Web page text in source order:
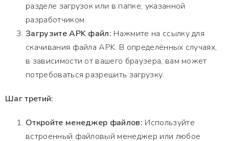
разделе загрузок или в папке, указанной
разработчиком.
Загрузите APK файл: Нажмите на ссылку для
скачивания файла APK. В определённых случаях,
в зависимости от вашего браузера, вам может
потребоваться разрешить загрузку.
Шаг третий:
Откройте менеджер файлов: Используйте
встроенный файловый менеджер или любое